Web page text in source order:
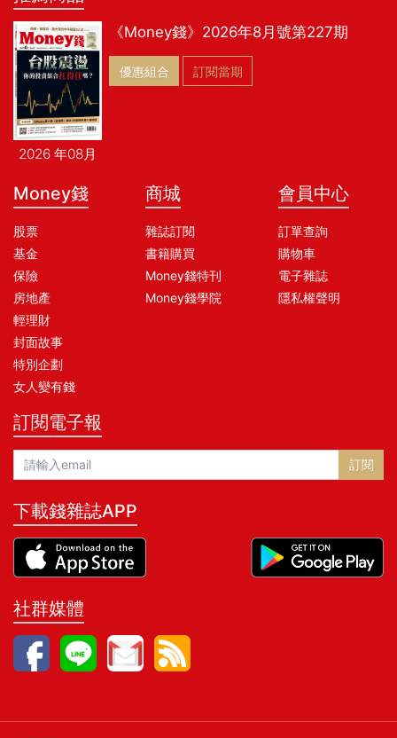
2026 年08月
《Money錢》2026年8月號第227期
優惠組合 訂閱當期
Money錢
股票
基金
保險
房地產
輕理財
封面故事
特別企劃
女人變有錢
商城
雜誌訂閱
書籍購買
Money錢特刊
Money錢學院
會員中心
訂單查詢
購物車
電子雜誌
隱私權聲明
訂閱電子報
訂閱
下載錢雜誌APP
社群媒體